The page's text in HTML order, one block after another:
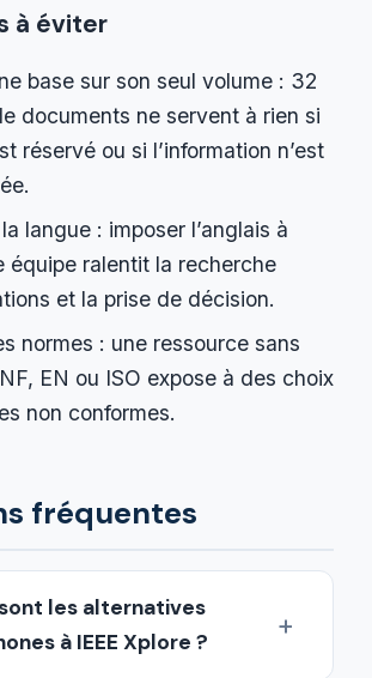
à éviter
base sur son seul volume : 32
documents ne servent à rien si
réservé ou si l’information n’est
langue : imposer l’anglais à
équipe ralentit la recherche
et la prise de décision.
normes : une ressource sans
EN ou ISO expose à des choix
non conformes.
fréquentes
les alternatives
à IEEE Xplore ?